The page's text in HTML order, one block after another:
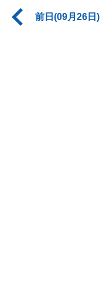
前日(09月26日)